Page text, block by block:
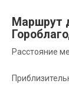
Маршрут
Расстояние